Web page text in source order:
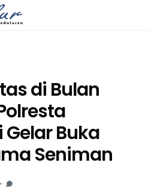
di Bulan
Buka
Seniman